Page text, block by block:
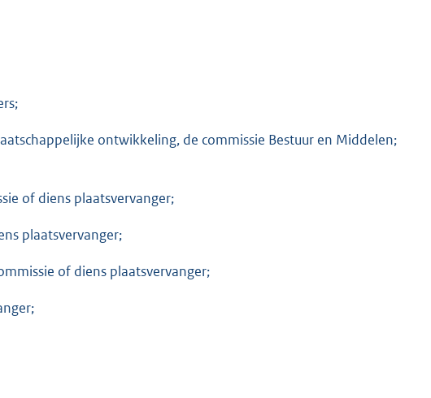
ontwikkeling, de commissie Bestuur en Middelen;
of diens plaatsvervanger;
plaatsvervanger;
of diens plaatsvervanger;